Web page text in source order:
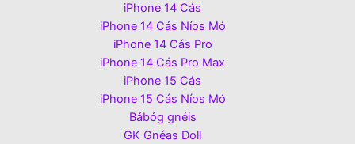
iPhone 14 Cás
iPhone 14 Cás Níos Mó
iPhone 14 Cás Pro
iPhone 14 Cás Pro Max
iPhone 15 Cás
iPhone 15 Cás Níos Mó
Bábóg gnéis
GK Gnéas Doll